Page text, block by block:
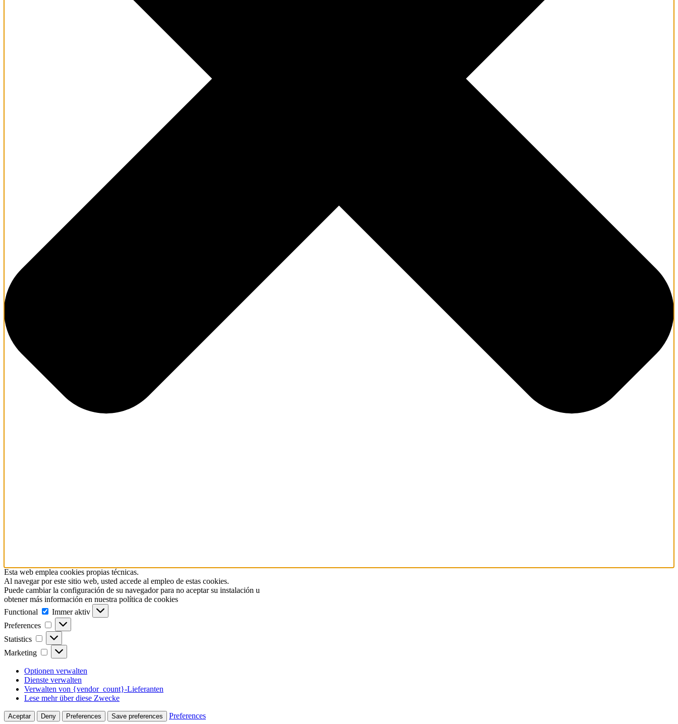
Esta web emplea cookies propias técnicas.
Al navegar por este sitio web, usted accede al empleo de estas cookies.
Puede cambiar la configuración de su navegador para no aceptar su instalación u
obtener más información en nuestra política de cookies
Functional
Functional
Immer aktiv
Preferences
Preferences
Statistics Statistics
Marketing Marketing
Optionen verwalten
Dienste verwalten
Verwalten von {vendor_count}-Lieferanten
Lese mehr über diese Zwecke
Aceptar Deny Preferences Save preferences Preferences